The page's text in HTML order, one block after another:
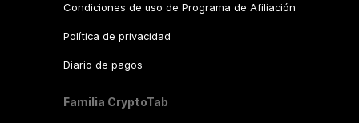
Condiciones de uso de Programa de Afiliación
Política de privacidad
Diario de pagos
Familia CryptoTab